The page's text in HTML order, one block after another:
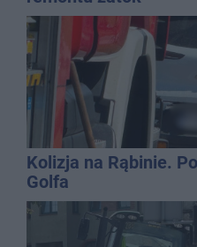
Kolizja na Rąbinie.
Golfa